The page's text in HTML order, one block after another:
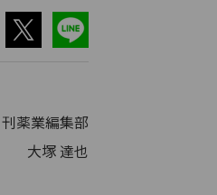
薬業編集部
大塚 達也